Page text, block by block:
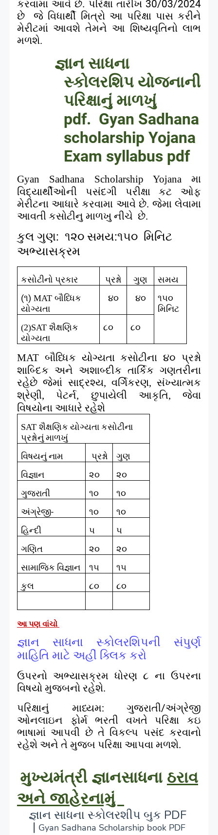
કરવામા આવે છે. પરિક્ષા તારીખ 30/03/2024
છે જે વિધાર્થી મિત્રો આ પરિક્ષા પાસ કરીને
મેરીટમાં આવશે તેમને આ શિષ્યવૃતિનો લાભ
મળશે.
જ્ઞાન સાધના
સ્કોલરશિપ યોજનાની
પરિક્ષાનું માળખું
pdf. Gyan Sadhana
scholarship Yojana
Exam syllabus pdf
Gyan Sadhana Scholarship Yojana મા
વિદ્યાર્થીઓની પસંદગી પરીક્ષા કટ ઓફ
મેરીટના આધારે કરવામા આવે છે. જેમા લેવામા
આવતી કસોટીનુ માળખુ નીચે છે.
કુલ ગુણ: ૧૨૦ સમય:૧૫૦ મિનિટ
અભ્યાસક્રમ
કસોટીનો પ્રકાર પ્રશ્નો ગુણ
સમય
(૧) MATબૌધ્ધિક
યોગ્યતા
૪૦ ૪૦
૧૫૦
મિનિટ
(2)SATશૈક્ષણિક
યોગ્યતા
૮૦ ૮૦
MAT બૌધ્ધિક યોગ્યતા કસોટીના ૪૦ પ્રશ્નો
શાબ્દિક અને અશાબ્દીક તાર્કિક ગણતરીના
રહેછે જેમાં સાદ્રશ્ય, વર્ગિકરણ, સંખ્યાત્મક
શ્રેણી, પેટર્ન, છુપાયેલી આકૃતિ, જેવા
વિષયોના આધારે રહેશે
SATશૈક્ષણિક યોગ્યતા કસોટીના
પ્રશ્નોનું માળખું
વિષયનું નામ
પ્રશ્નો
ગુણ
વિજ્ઞાન
૨૦
૨૦
ગુજરાતી
૧૦
૧૦
અંગ્રેજી-
૧૦
૧૦
હિન્દી
૫
૫
ગણિત
૨૦
૨૦
સામાજિક વિજ્ઞાન
૧૫
૧૫
કુલ
૮૦ ૮૦
આ પણ વાંચો
જ્ઞાન સાધના સ્કોલરશિપની સંપુર્ણ
માહિતિ માટે અહીં ક્લિક કરો
ઉપરનો અભ્યાસક્રમ ધોરણ ૮ ના ઉપરના
વિષયો મુજબનો રહેશે.
પરિક્ષાનું માધ્યમ: ગુજરાતી/અંગ્રેજી
ઓનલાઇન ફોર્મ ભરતી વખતે પરિક્ષા કઇ
ભાષામાં આપવી છે તે વિકલ્પ પસંદ કરવાનો
રહેશે અને તે મુજબ પરિક્ષા આપવા મળશે.
મુખ્યમંત્રી જ્ઞાનસાધના ઠરાવ
અને જાહેરનામું
જ્ઞાન સાધના સ્કોલરશીપ બુક PDF
| Gyan Sadhana Scholarship book PDF